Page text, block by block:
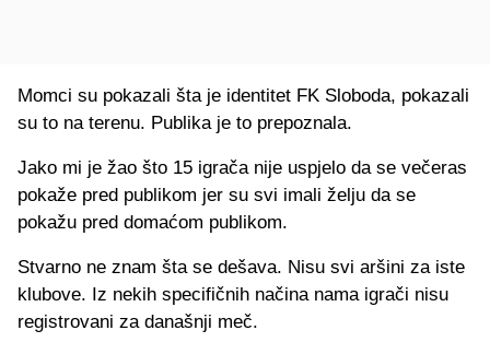
Momci su pokazali šta je identitet FK Sloboda, pokazali
su to na terenu. Publika je to prepoznala.
Jako mi je žao što 15 igrača nije uspjelo da se večeras
pokaže pred publikom jer su svi imali želju da se
pokažu pred domaćom publikom.
Stvarno ne znam šta se dešava. Nisu svi aršini za iste
klubove. Iz nekih specifičnih načina nama igrači nisu
registrovani za današnji meč.